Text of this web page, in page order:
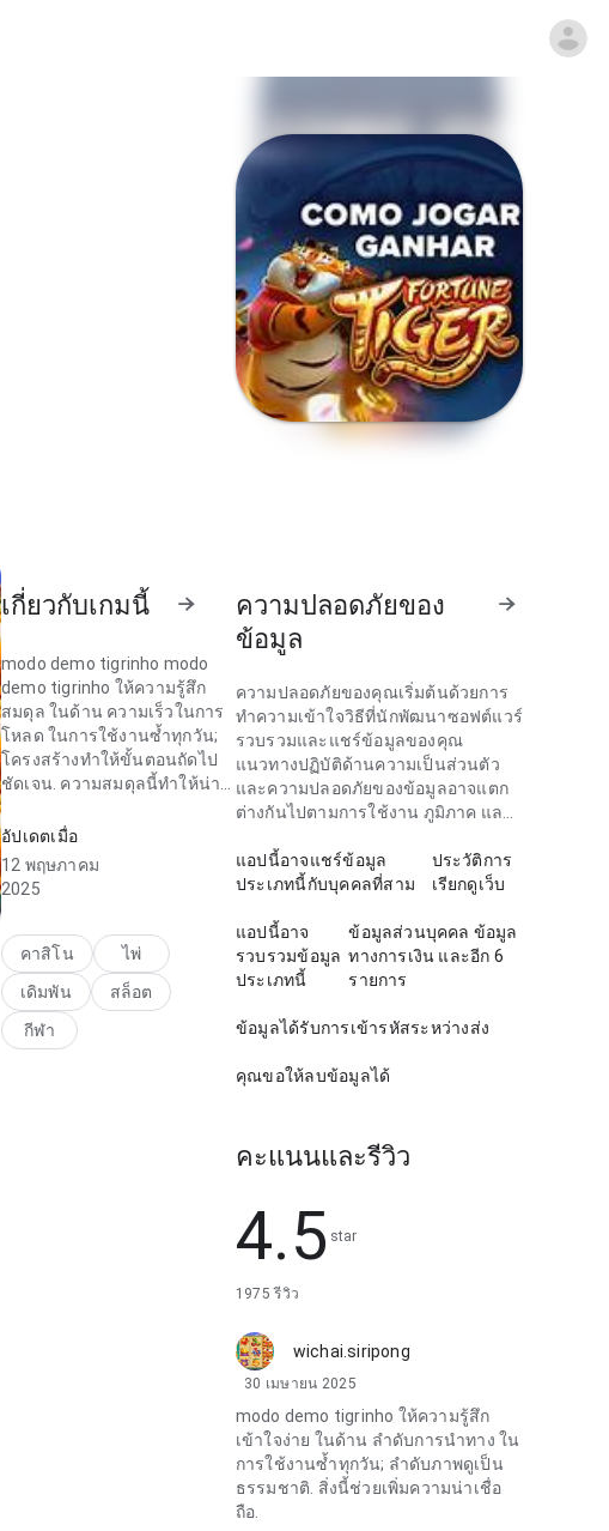
เกี่ยวกับเกมนี้
modo demo tigrinho modo
demo tigrinho ให้ความรู้สึก
สมดุล ในด้าน ความเร็วในการ
โหลด ในการใช้งานซ้ำทุกวัน;
โครงสร้างทำให้ขั้นตอนถัดไป
ชัดเจน. ความสมดุลนี้ทำให้น่า
modo demo tigrinho ให้ความ
รู้สึก ชัดเจน ในด้าน ลำดับ
ตอนถัดไปชัดเจน. หน้าทิ้งความ
รู้สึกสะอาดและมั่นใจ.
อัปเดตเมื่อ
12 พฤษภาคม
2025
คาสิโน
ไพ่
เดิมพัน
สล็อต
กีฬา
ความปลอดภัยของ
ข้อมูล
ความปลอดภัยของคุณเริ่มต้นด้วยการ
ทำความเข้าใจวิธีที่นักพัฒนาซอฟต์แวร์
รวบรวมและแชร์ข้อมูลของคุณ
แนวทางปฏิบัติด้านความเป็นส่วนตัว
และความปลอดภัยของข้อมูลอาจแตก
ต่างกันไปตามการใช้งาน ภูมิภาค และ
แอปนี้อาจแชร์ข้อมูล
ประเภทนี้กับบุคคลที่สาม
ประวัติการ
เรียกดูเว็บ
แอปนี้อาจ
รวบรวมข้อมูล
ประเภทนี้
ข้อมูลส่วนบุคคล ข้อมูล
ทางการเงิน และอีก 6
รายการ
ข้อมูลได้รับการเข้ารหัสระหว่างส่ง
คุณขอให้ลบข้อมูลได้
คะแนนและรีวิว
4.5 star
1975 รีวิว
wichai.siripong
30 เมษายน 2025
modo demo tigrinho ให้ความรู้สึก
เข้าใจง่าย ในด้าน ลำดับการนำทาง ใน
การใช้งานซ้ำทุกวัน; ลำดับภาพดูเป็น
ธรรมชาติ. สิ่งนี้ช่วยเพิ่มความน่าเชื่อ
ถือ.